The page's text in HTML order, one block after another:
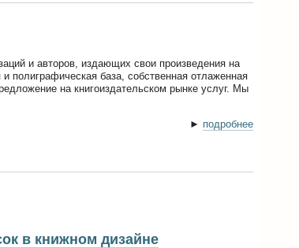
и авторов, издающих свои произведения на
полиграфическая база, собственная отлаженная
на книгоиздательском рынке услуг. Мы
► подробнее
в книжном дизайне